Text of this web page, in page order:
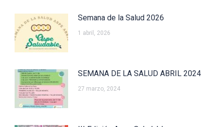
Semana de la Salud 2026
1 abril, 2026
SEMANA DE LA SALUD ABRIL 2024
27 marzo, 2024